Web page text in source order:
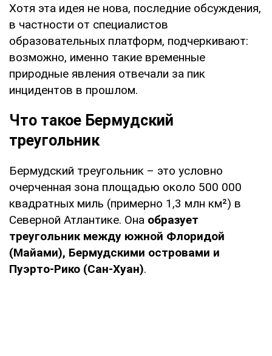
Хотя эта идея не нова, последние обсуждения,
в частности от специалистов
образовательных платформ, подчеркивают:
возможно, именно такие временные
природные явления отвечали за пик
инцидентов в прошлом.
Что такое Бермудский
треугольник
Бермудский треугольник – это условно
очерченная зона площадью около 500 000
квадратных миль (примерно 1,3 млн км²) в
Северной Атлантике. Она образует
треугольник между южной Флоридой
(Майами), Бермудскими островами и
Пуэрто-Рико (Сан-Хуан).